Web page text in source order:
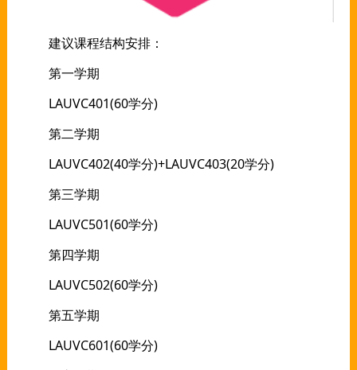
建议课程结构安排：
第一学期
LAUVC401(60学分)
第二学期
LAUVC402(40学分)+LAUVC403(20学分)
第三学期
LAUVC501(60学分)
第四学期
LAUVC502(60学分)
第五学期
LAUVC601(60学分)